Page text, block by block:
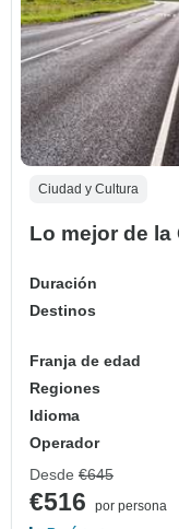
Ciudad y Cultura
Lo mejor de la
Duración
Destinos
Franja de edad
Regiones
Idioma
Operador
Desde €645
€516
por persona